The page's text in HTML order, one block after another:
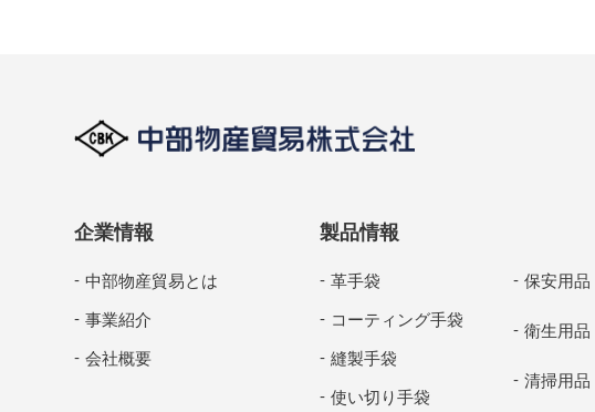
企業情報
中部物産貿易とは
事業紹介
会社概要
製品情報
革手袋
コーティング手袋
縫製手袋
使い切り手袋
保安用品
衛生用品
清掃用品